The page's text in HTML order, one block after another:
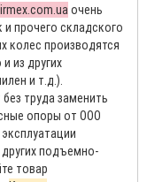
очень
прочего складского
колес производятся
из других
и т.д.).
труда заменить
опоры от ООО
подъемно-
товар